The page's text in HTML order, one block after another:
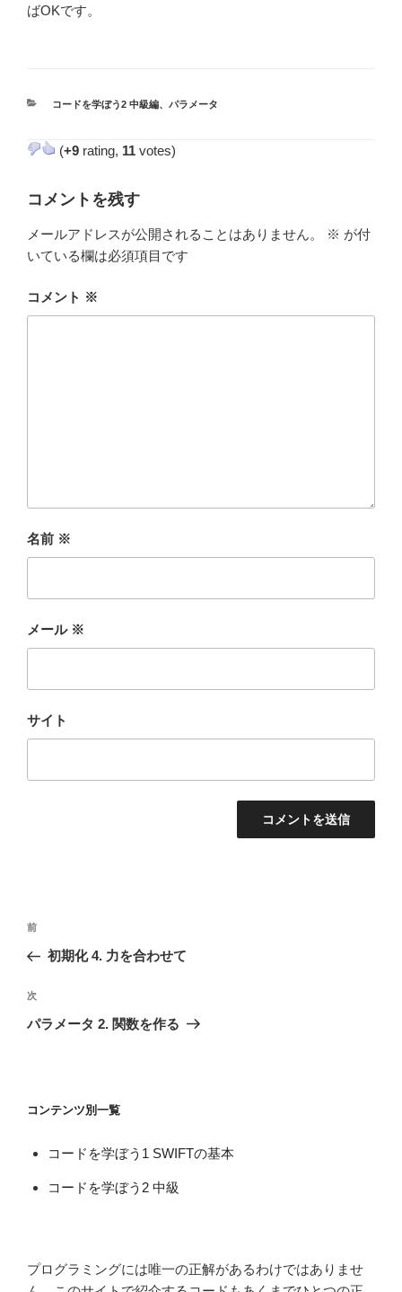
ばOKです。
カ
リ
コードを学ぼう2 中級編、 パラメータ
(+9 rating, 11 votes)
コメントを残す
メールアドレスが公開されることはありません。 ※ が付
いている欄は必須項目です
コメント ※
名前 ※
メール ※
サイト
投
ナ
ビ
ゲ
ン
前
の
稿
前
初期化 4. 力を合わせて
次
の
次
パラメータ 2. 関数を作る
コンテンツ別一覧
コードを学ぼう1 SWIFTの基本
コードを学ぼう2 中級
プログラミングには唯一の正解があるわけではありませ